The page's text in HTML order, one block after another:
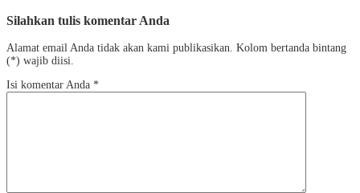
Silahkan tulis komentar Anda
Alamat email Anda tidak akan kami publikasikan. Kolom bertanda bintang
(*) wajib diisi.
Isi komentar Anda *